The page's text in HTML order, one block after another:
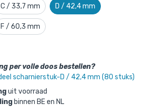
C / 33,7 mm D / 42,4 mm
F / 60,3 mm
per volle doos bestellen?
scharnierstuk-D / 42,4 mm (80 stuks)
uit voorraad
binnen BE en NL
Oogdeel
D / 42,4 mm
x
BTW/ stuk